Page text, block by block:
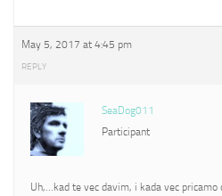
May 5, 2017 at 4:45 pm
REPLY
SeaDog011
Participant
Uh,…kad te vec davim, i kada vec